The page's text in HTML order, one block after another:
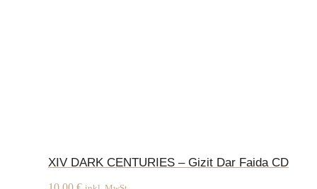
XIV DARK CENTURIES – Gizit Dar Faida CD